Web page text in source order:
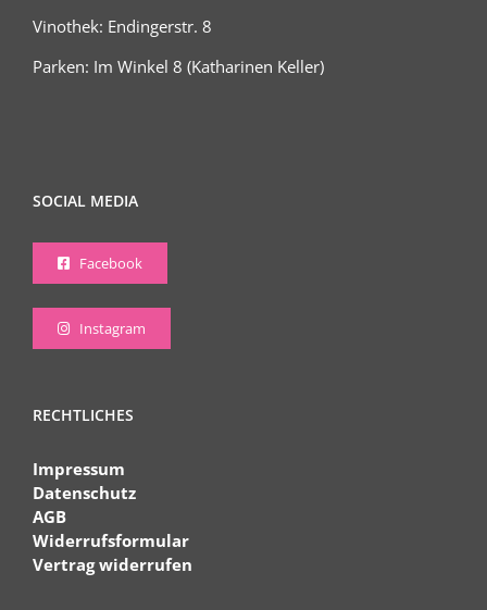
Vinothek: Endingerstr. 8
Parken: Im Winkel 8 (Katharinen Keller)
SOCIAL MEDIA
Facebook
Instagram
RECHTLICHES
Impressum
Datenschutz
AGB
Widerrufsformular
Vertrag widerrufen